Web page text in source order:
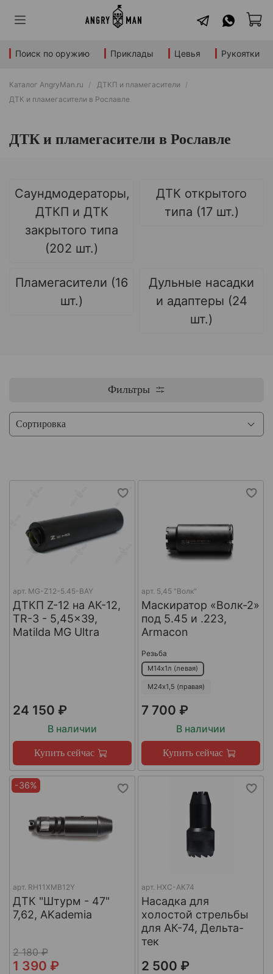
Поиск по оружию Приклады Цевья Рукоятки
Каталог AngryMan.ru
ДТКП и пламегасители
ДТК и пламегасители в Рославле
ДТК и пламегасители в Рославле
Саундмодераторы,
ДТКП и ДТК
закрытого типа
(202 шт.)
ДТК открытого
типа (17 шт.)
Пламегасители (16
шт.)
Дульные насадки
и адаптеры (24
шт.)
Фильтры
арт. MG-Z12-5.45-BAY
ДТКП Z-12 на АК-12,
TR-3 - 5,45x39,
Matilda MG Ultra
24 150 ₽
В наличии
Купить сейчас
арт. 5,45 "Волк"
Маскиратор «Волк-2»
под 5.45 и .223,
Armacon
Резьба
М14х1л (левая)
М24х1,5 (правая)
7 700 ₽
В наличии
Купить сейчас
-36%
арт. RH11XMB12Y
ДТК "Штурм - 47"
7,62, AKademia
2 180 ₽
1 390 ₽
арт. НХС-АК74
Насадка для
холостой стрельбы
для АК-74, Дельта-
тек
2 500 ₽